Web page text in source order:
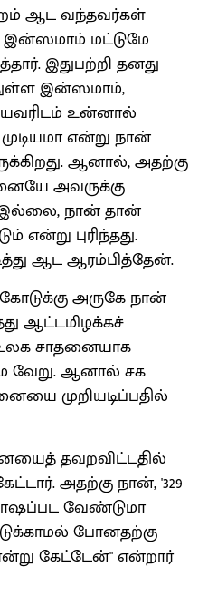
ஆட வந்தவர்கள்
இன்ஸமாம் மட்டுமே
இதுபற்றி தனது
இன்ஸமாம்,
உன்னால்
என்று நான்
ஆனால், அதற்கு
அவருக்கு
இல்லை, நான் தான்
புரிந்தது.
ஆட ஆரம்பித்தேன்.
அருகே நான்
ஆட்டமிழக்கச்
சாதனையாக
வேறு. ஆனால் சக
முறியடிப்பதில்
தவறவிட்டதில்
அதற்கு நான், '329
வேண்டுமா
போனதற்கு
கேட்டேன்" என்றார்